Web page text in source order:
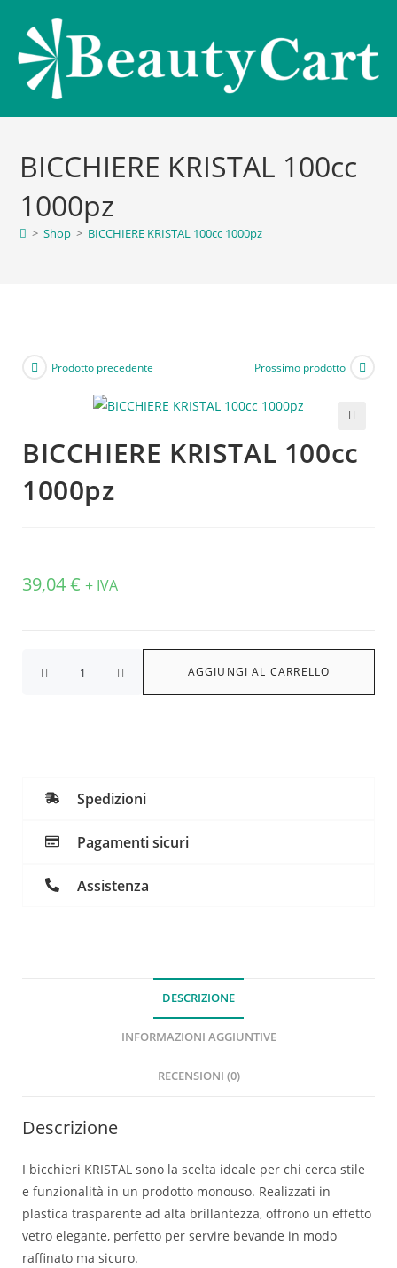
BICCHIERE KRISTAL 100cc
1000pz
> Shop > BICCHIERE KRISTAL 100cc 1000pz
Prodotto precedente Prossimo prodotto
BICCHIERE KRISTAL 100cc
1000pz
39,04€ + IVA
AGGIUNGI AL CARRELLO
Spedizioni
Pagamenti sicuri
Assistenza
DESCRIZIONE
INFORMAZIONI AGGIUNTIVE
RECENSIONI (0)
Descrizione
I bicchieri KRISTAL sono la scelta ideale per chi cerca stile
e funzionalità in un prodotto monouso. Realizzati in
plastica trasparente ad alta brillantezza, offrono un effetto
vetro elegante, perfetto per servire bevande in modo
raffinato ma sicuro.